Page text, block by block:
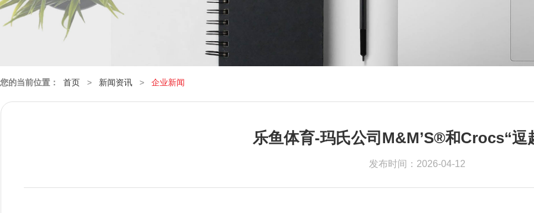
您的当前位置： 首页 > 新闻资讯 > 企业新闻
乐鱼体育-玛氏公司M&M’S®和Crocs“逗
发布时间：2026-04-12